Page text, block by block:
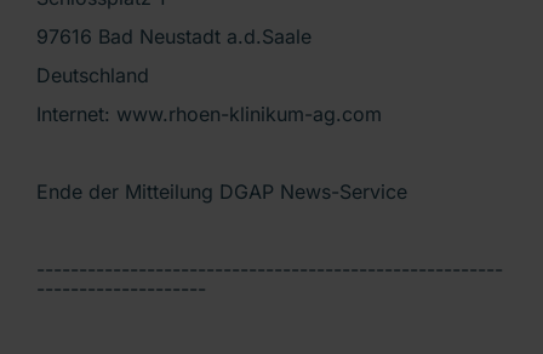
97616 Bad Neustadt a.d.Saale
Deutschland
Internet: www.rhoen-klinikum-ag.com
Ende der Mitteilung DGAP News-Service
-------------------------------------------------------
--------------------